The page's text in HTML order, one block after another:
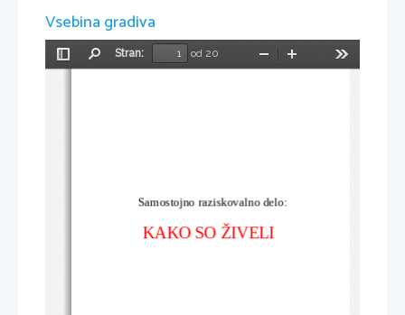
Vsebina gradiva
Preklopi
Stran:
od 20
Pomanjšaj
           Samostojno raziskovalno delo:
KAKO SO ŽIVELI